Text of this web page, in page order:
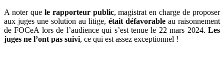
A noter que le rapporteur public, magistrat en charge de proposer
aux juges une solution au litige, était défavorable au raisonnement
de FOCeA lors de l’audience qui s’est tenue le 22 mars 2024. Les
juges ne l’ont pas suivi, ce qui est assez exceptionnel !